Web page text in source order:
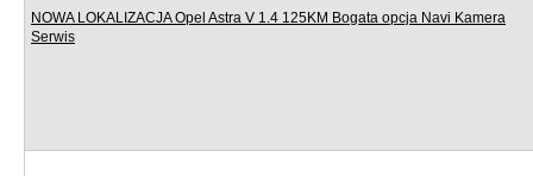
NOWA LOKALIZACJA Opel Astra V 1.4 125KM Bogata opcja Navi Kamera
Serwis